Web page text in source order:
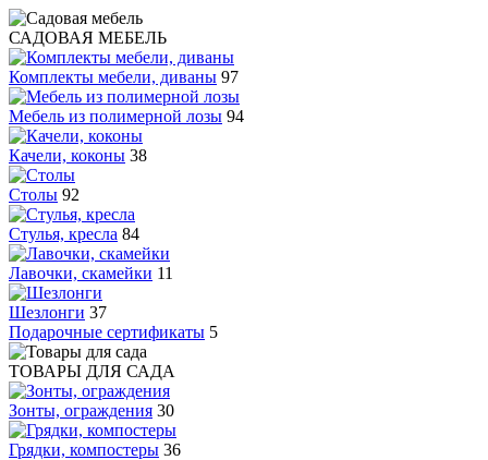
САДОВАЯ МЕБЕЛЬ
Комплекты мебели, диваны 97
Мебель из полимерной лозы 94
Качели, коконы 38
Столы 92
Стулья, кресла 84
Лавочки, скамейки 11
Шезлонги 37
Подарочные сертификаты 5
ТОВАРЫ ДЛЯ САДА
Зонты, ограждения 30
Грядки, компостеры 36